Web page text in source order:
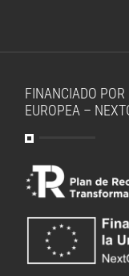
FINANCIADO POR
EUROPEA –